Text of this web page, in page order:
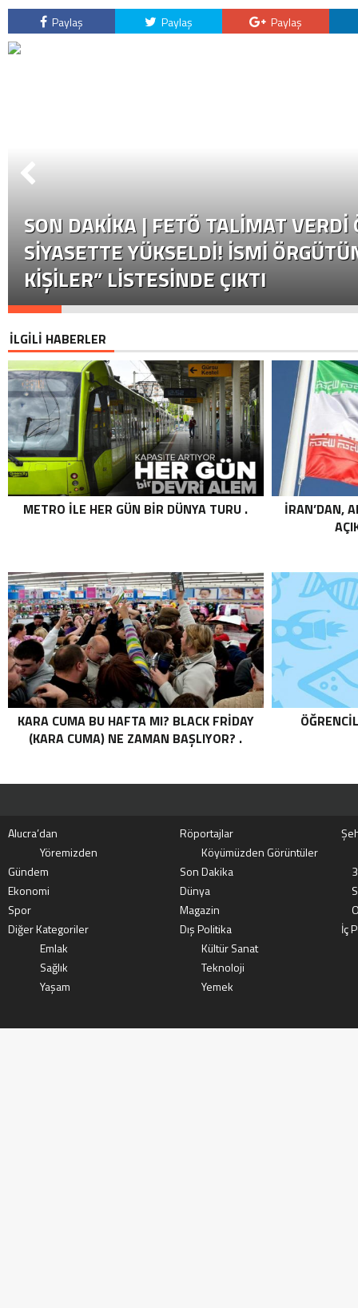
Paylaş Paylaş Paylaş
SON DAKİKA | FETÖ TALIMAT VERDI
SIYASETTE YÜKSELDI! İSMI
KIŞILER” LISTESINDE ÇIKTI
İLGİLİ HABERLER
METRO ILE HER GÜN BIR DÜNYA TURU .
İRAN’DAN,
KARA CUMA BU HAFTA MI? BLACK FRIDAY
(KARA CUMA) NE ZAMAN BAŞLIYOR? .
Alucra’dan Röportajlar
Yöremizden
Köyümüzden Görüntüler
Gündem
Son Dakika
Ekonomi
Dünya
Spor
Magazin
Diğer Kategoriler
Dış Politika
İç
Emlak
Kültür Sanat
Sağlık
Teknoloji
Yaşam
Yemek